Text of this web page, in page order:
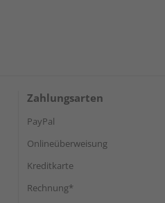
Zahlungsarten
PayPal
Onlineüberweisung
Kreditkarte
Rechnung*